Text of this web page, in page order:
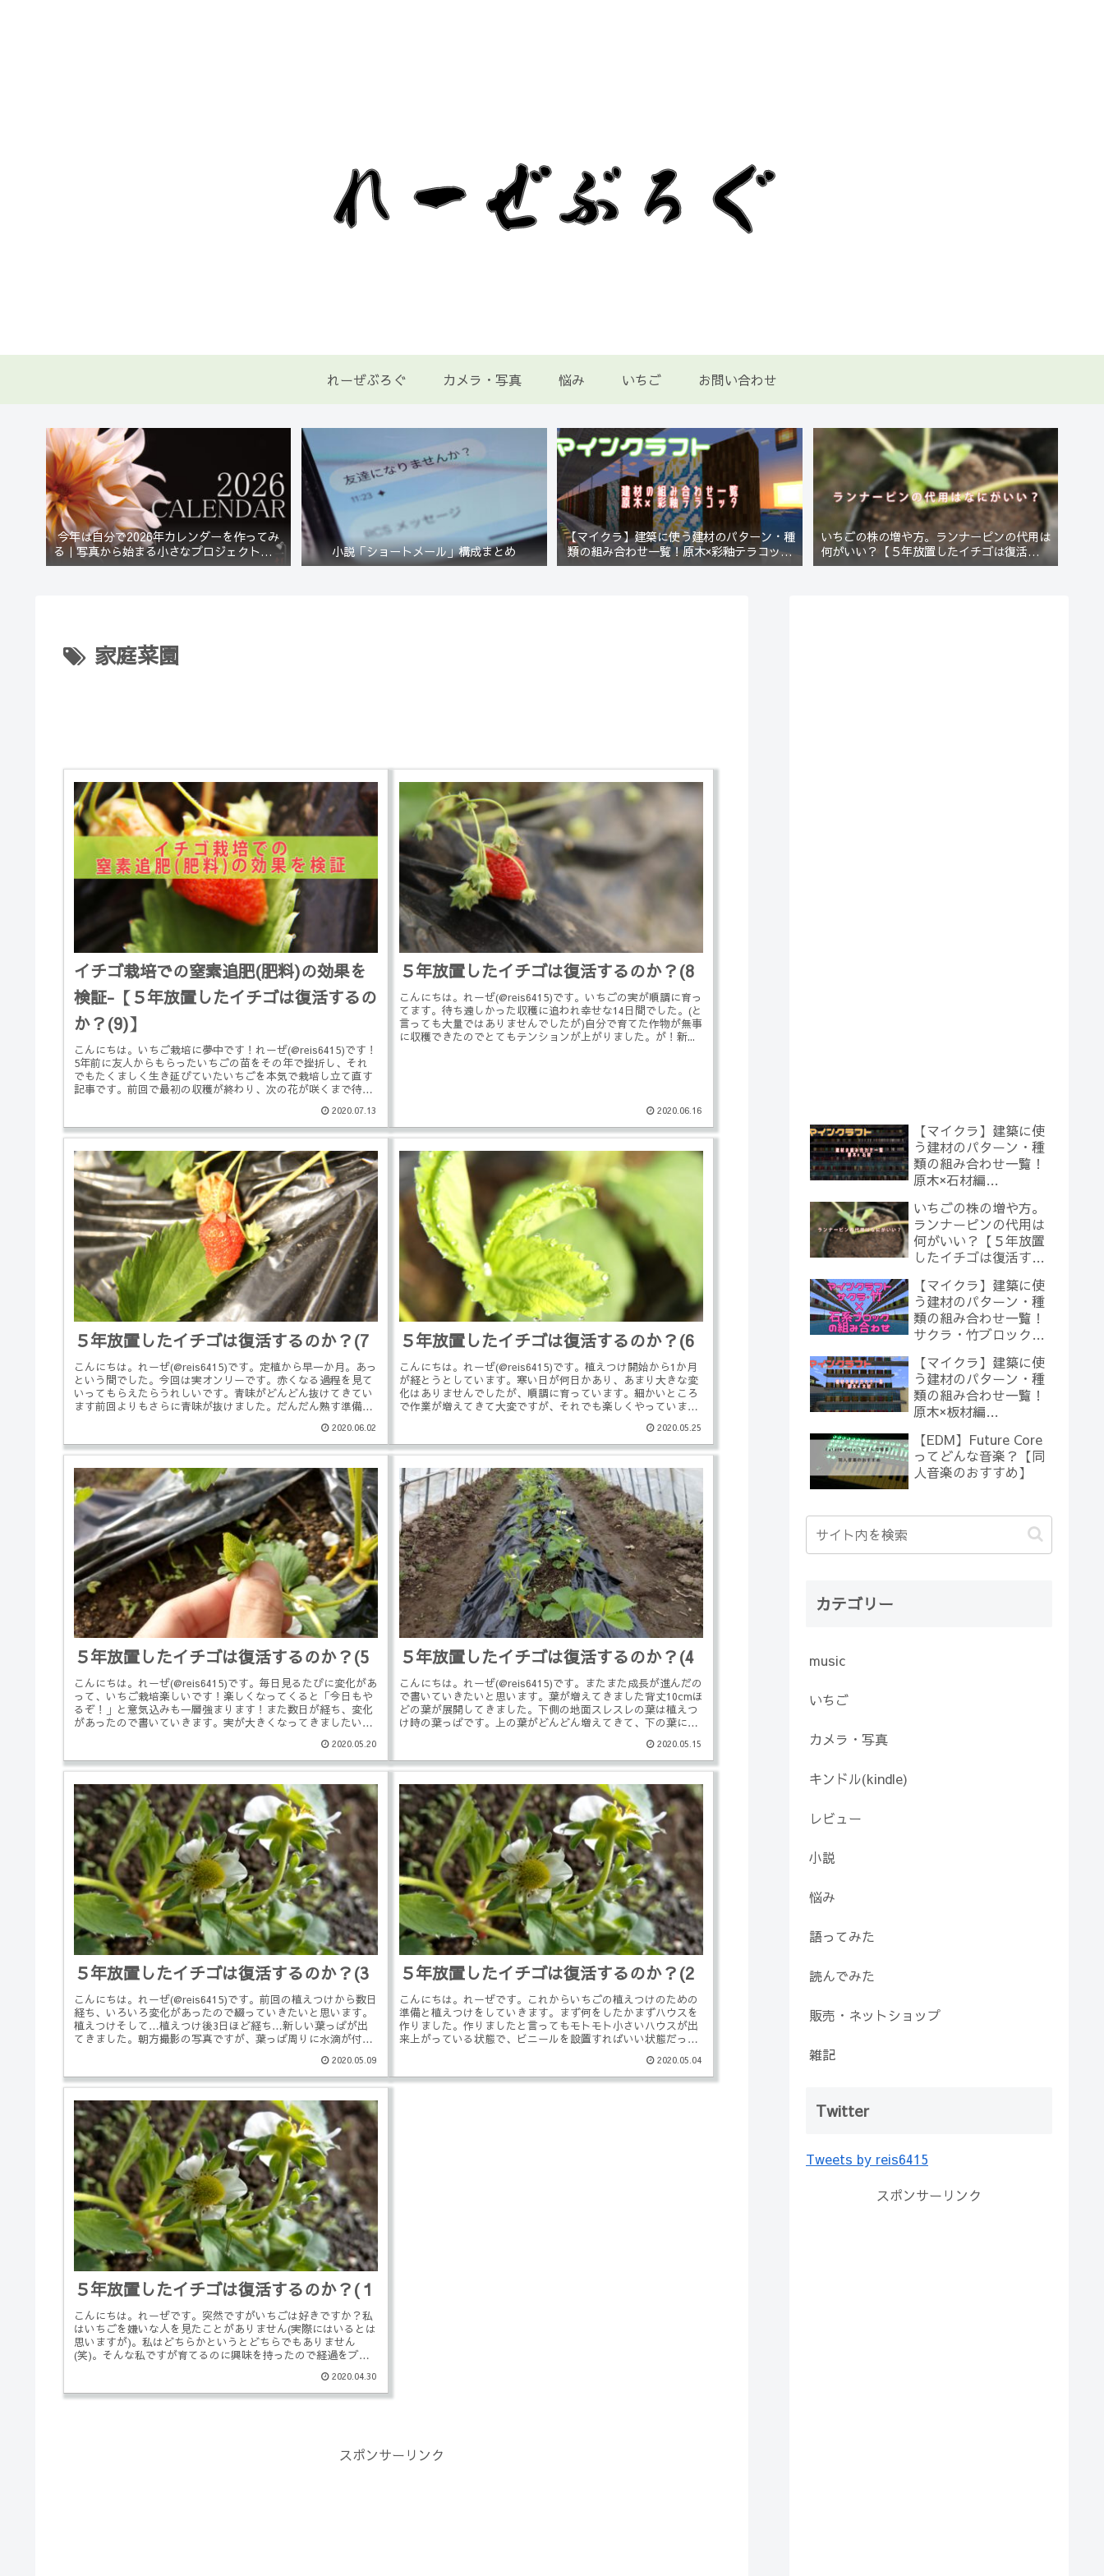
れーぜぶろぐ カメラ・写真 悩み いちご お問い合わせ
今年は自分で2026年カレンダーを作ってみ
る｜写真から始まる小さなプロジェクト【一
灯花】
小説「ショートメール」構成まとめ
【マイクラ】建築に使う建材のパターン・種
類の組み合わせ一覧！原木×彩釉テラコッタ
編【Minecraft】
いちごの株の増や方。ランナーピンの代用は
何がいい？【５年放置したイチゴは復活する
のか？(10)】
家庭菜園
イチゴ栽培での窒素追肥(肥料)の効果を
検証-【５年放置したイチゴは復活するの
か？(9)】
こんにちは。いちご栽培に夢中です！れーぜ(@reis6415)です！
5年前に友人からもらったいちごの苗をその年で挫折し、それ
でもたくましく生き延びていたいちごを本気で栽培し立て直す
記事です。前回で最初の収穫が終わり、次の花が咲くまで待つ
2020.07.13
５年放置したイチゴは復活するのか？(8
こんにちは。れーぜ(@reis6415)です。いちごの実が順調に育っ
てます。待ち遠しかった収穫に追われ幸せな14日間でした。(と
言っても大量ではありませんでしたが)自分で育てた作物が無事
に収穫できたのでとてもテンションが上がりました。が！新...
2020.06.16
５年放置したイチゴは復活するのか？(7
こんにちは。れーぜ(@reis6415)です。定植から早一か月。あっ
という間でした。今回は実オンリーです。赤くなる過程を見て
いってもらえたらうれしいです。青味がどんどん抜けてきてい
ます前回よりもさらに青味が抜けました。だんだん熟す準備を
2020.06.02
５年放置したイチゴは復活するのか？(6
こんにちは。れーぜ(@reis6415)です。植えつけ開始から1か月
が経とうとしています。寒い日が何日かあり、あまり大きな変
化はありませんでしたが、順調に育っています。細かいところ
で作業が増えてきて大変ですが、それでも楽しくやっていま
2020.05.25
５年放置したイチゴは復活するのか？(5
こんにちは。れーぜ(@reis6415)です。毎日見るたびに変化があ
って、いちご栽培楽しいです！楽しくなってくると「今日もや
るぞ！」と意気込みも一層強まります！また数日が経ち、変化
があったので書いていきます。実が大きくなってきましたいよ
2020.05.20
５年放置したイチゴは復活するのか？(4
こんにちは。れーぜ(@reis6415)です。またまた成長が進んだの
で書いていきたいと思います。葉が増えてきました背丈10cmほ
どの葉が展開してきました。下側の地面スレスレの葉は植えつ
け時の葉っぱです。上の葉がどんどん増えてきて、下の葉に
2020.05.15
５年放置したイチゴは復活するのか？(3
こんにちは。れーぜ(@reis6415)です。前回の植えつけから数日
経ち、いろいろ変化があったので綴っていきたいと思います。
植えつけそして…植えつけ後3日ほど経ち…新しい葉っぱが出
てきました。朝方撮影の写真ですが、葉っぱ周りに水滴が付い
2020.05.09
５年放置したイチゴは復活するのか？(2
こんにちは。れーぜです。これからいちごの植えつけのための
準備と植えつけをしていきます。まず何をしたかまずハウスを
作りました。作りましたと言ってもモトモト小さいハウスが出
来上がっている状態で、ビニールを設置すればいい状態だった
2020.05.04
５年放置したイチゴは復活するのか？(１
こんにちは。れーぜです。突然ですがいちごは好きですか？私
はいちごを嫌いな人を見たことがありません(実際にはいるとは
思いますが)。私はどちらかというとどちらでもありません
(笑)。そんな私ですが育てるのに興味を持ったので経過をブロ
2020.04.30
スポンサーリンク
【マイクラ】建築に使
う建材のパターン・種
類の組み合わせ一覧！
原木×石材編
いちごの株の増や方。
ランナーピンの代用は
何がいい？【５年放置
したイチゴは復活する
【マイクラ】建築に使
う建材のパターン・種
類の組み合わせ一覧！
サクラ・竹ブロック×
【Minecraft】
【マイクラ】建築に使
う建材のパターン・種
類の組み合わせ一覧！
原木×板材編
【EDM】Future Core
ってどんな音楽？【同
人音楽のおすすめ】
カテゴリー
music
いちご
カメラ・写真
キンドル(kindle)
レビュー
小説
悩み
語ってみた
読んでみた
販売・ネットショップ
雑記
Twitter
Tweets by reis6415
スポンサーリンク